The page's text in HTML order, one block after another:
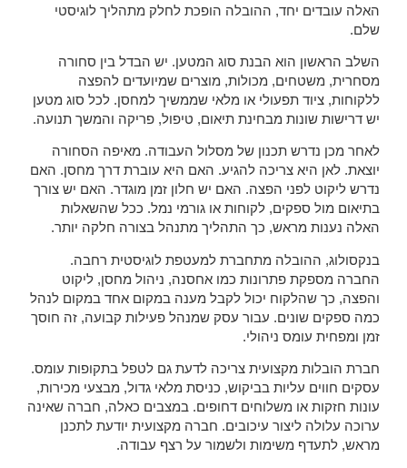
האלה עובדים יחד, ההובלה הופכת לחלק מתהליך לוגיסטי
שלם.
השלב הראשון הוא הבנת סוג המטען. יש הבדל בין סחורה
מסחרית, משטחים, מכולות, מוצרים שמיועדים להפצה
ללקוחות, ציוד תפעולי או מלאי שממשיך למחסן. לכל סוג מטען
יש דרישות שונות מבחינת תיאום, טיפול, פריקה והמשך תנועה.
לאחר מכן נדרש תכנון של מסלול העבודה. מאיפה הסחורה
יוצאת. לאן היא צריכה להגיע. האם היא עוברת דרך מחסן. האם
נדרש ליקוט לפני הפצה. האם יש חלון זמן מוגדר. האם יש צורך
בתיאום מול ספקים, לקוחות או גורמי נמל. ככל שהשאלות
האלה נענות מראש, כך התהליך מתנהל בצורה חלקה יותר.
בנקסולוג, ההובלה מתחברת למעטפת לוגיסטית רחבה.
החברה מספקת פתרונות כמו אחסנה, ניהול מחסן, ליקוט
והפצה, כך שהלקוח יכול לקבל מענה במקום אחד במקום לנהל
כמה ספקים שונים. עבור עסק שמנהל פעילות קבועה, זה חוסך
זמן ומפחית עומס ניהולי.
חברת הובלות מקצועית צריכה לדעת גם לטפל בתקופות עומס.
עסקים חווים עליות בביקוש, כניסת מלאי גדול, מבצעי מכירות,
עונות חזקות או משלוחים דחופים. במצבים כאלה, חברה שאינה
ערוכה עלולה ליצור עיכובים. חברה מקצועית יודעת לתכנן
מראש, לתעדף משימות ולשמור על רצף עבודה.